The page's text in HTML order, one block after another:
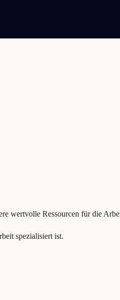
wertvolle Ressourcen für die
spezialisiert ist.